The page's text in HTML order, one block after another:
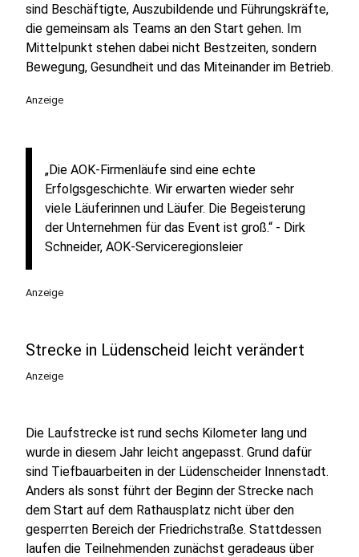
sind Beschäftigte, Auszubildende und Führungskräfte,
die gemeinsam als Teams an den Start gehen. Im
Mittelpunkt stehen dabei nicht Bestzeiten, sondern
Bewegung, Gesundheit und das Miteinander im Betrieb.
Anzeige
„Die AOK-Firmenläufe sind eine echte
Erfolgsgeschichte. Wir erwarten wieder sehr
viele Läuferinnen und Läufer. Die Begeisterung
der Unternehmen für das Event ist groß.“ - Dirk
Schneider, AOK-Serviceregionsleier
Anzeige
Strecke in Lüdenscheid leicht verändert
Anzeige
Die Laufstrecke ist rund sechs Kilometer lang und
wurde in diesem Jahr leicht angepasst. Grund dafür
sind Tiefbauarbeiten in der Lüdenscheider Innenstadt.
Anders als sonst führt der Beginn der Strecke nach
dem Start auf dem Rathausplatz nicht über den
gesperrten Bereich der Friedrichstraße. Stattdessen
laufen die Teilnehmenden zunächst geradeaus über